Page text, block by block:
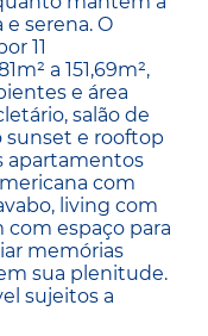
serena. O
11
a 151,69m²,
e área
salão de
sunset e rooftop
apartamentos
com
living com
com espaço para
memórias
sua plenitude.
sujeitos a